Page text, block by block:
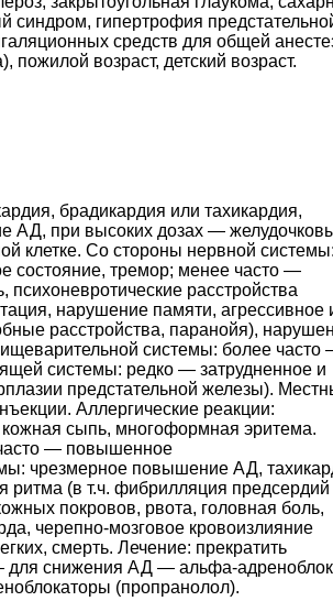
синдром, гипертрофия
средств для общей
возраст, детский возраст.
брадикардия или тахикардия,
АД, при высоких дозах —
клетке. Со стороны нервной системы:
состояние, тремор; менее часто —
психоневротические расстройства
нарушение памяти, агрессивное
расстройства, паранойя),
системы: более часто
системы: редко — затрудненное и
предстательной железы).
Аллергические реакции:
кожная сыпь, многоформная эритема.
— повышенное
чрезмерное повышение АД,
(в т.ч. фибрилляция предсердий
покровов, рвота, головная боль,
черепно-мозговое кровоизлияние
смерть. Лечение: прекратить
для снижения АД — альфа-
(пропранолол).